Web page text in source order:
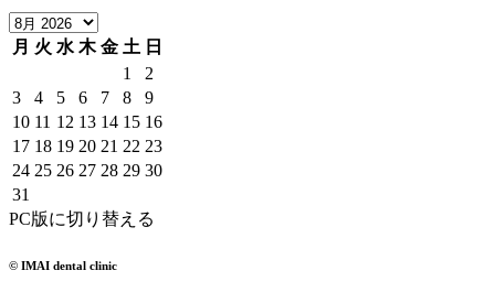
月 火 水 木 金 土 日
1
2
3
4 5 6 7 8
9
10 11 12 13 14 15 16
17 18 19 20 21 22 23
24 25 26 27 28 29 30
31
PC版に切り替える
© IMAI dental clinic